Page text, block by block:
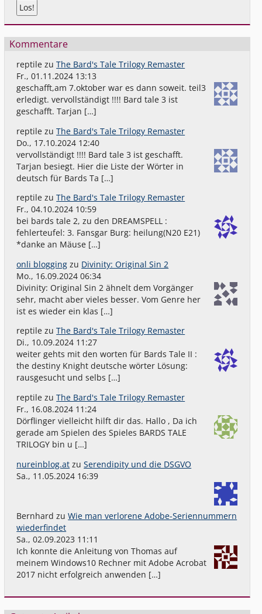
Kommentare
reptile zuThe Bard's Tale Trilogy Remaster
Fr., 01.11.2024 13:13
geschafft,am 7.oktober war es dann soweit. teil3
erledigt. vervollständigt !!!! Bard tale 3 ist
geschafft. Tarjan […]
reptile zuThe Bard's Tale Trilogy Remaster
Do., 17.10.2024 12:40
vervollständigt !!!! Bard tale 3 ist geschafft.
Tarjan besiegt. Hier die Liste der Wörter in
deutsch für Bards Ta […]
reptile zuThe Bard's Tale Trilogy Remaster
Fr., 04.10.2024 10:59
bei bards tale 2, zu den DREAMSPELL :
fehlerteufel: 3. Fansgar Burg: heilung(N20 E21)
*danke an Mäuse […]
onli blogging zu Divinity: Original Sin 2
Mo., 16.09.2024 06:34
Divinity: Original Sin 2 ähnelt dem Vorgänger
sehr, macht aber vieles besser. Vom Genre her
ist es wieder ein klas […]
reptile zuThe Bard's Tale Trilogy Remaster
Di., 10.09.2024 11:27
weiter gehts mit den worten für Bards Tale II :
the destiny Knight deutsche wörter Lösung:
rausgesucht und selbs […]
reptile zuThe Bard's Tale Trilogy Remaster
Fr., 16.08.2024 11:24
Dörflinger vielleicht hilft dir das. Hallo , Da ich
gerade am Spielen des Spieles BARDS TALE
TRILOGY bin u […]
nureinblog.at zuSerendipity und die DSGVO
Sa., 11.05.2024 16:39
Bernhard zuWie man verlorene Adobe-Seriennummern
wiederfindet
Sa., 02.09.2023 11:11
Ich konnte die Anleitung von Thomas auf
meinem Windows10 Rechner mit Adobe Acrobat
2017 nicht erfolgreich anwenden […]